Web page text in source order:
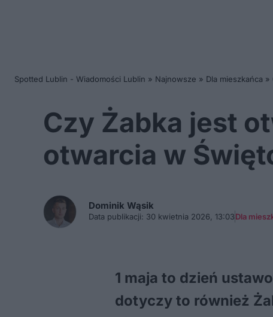
Spotted Lublin - Wiadomości Lublin » Najnowsze » Dla mieszkańca »
Czy Żabka jest
otwarcia w
Dominik Wąsik
Data publikacji: 30 kwietnia 2026, 13:03Dla
1 maja to dzień
dotyczy to również